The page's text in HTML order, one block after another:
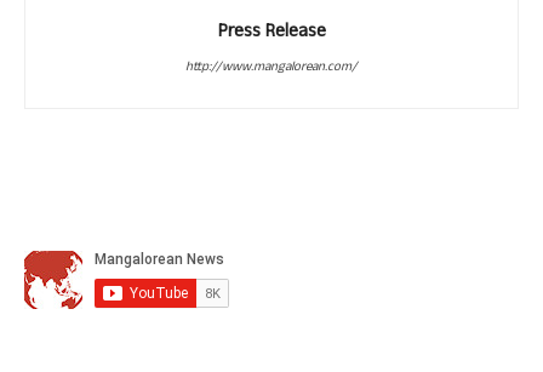
Press Release
http://www.mangalorean.com/